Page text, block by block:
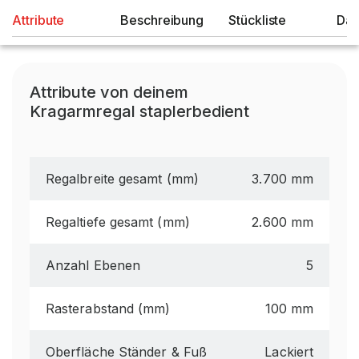
Attribute Beschreibung Stückliste
Attribute von deinem
Kragarmregal staplerbedient
Regalbreite gesamt (mm) 3.700 mm
Regaltiefe gesamt (mm) 2.600 mm
Anzahl Ebenen 5
Rasterabstand (mm) 100 mm
Oberfläche Ständer & Fuß Lackiert